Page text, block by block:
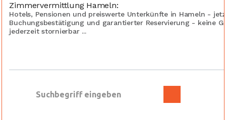
Zimmervermittlung Hameln:
Hotels, Pensionen und preiswerte Unterkünfte in Hameln -
Buchungsbestätigung und garantierter Reservierung - keine
jederzeit stornierbar ...